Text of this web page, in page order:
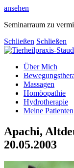
ansehen
Seminarraum zu
Schließen Schließen
Über Mich
Massagen
Homöopathie
Hydrotherapie
Meine Patienten
Apachi,
20.05.2003